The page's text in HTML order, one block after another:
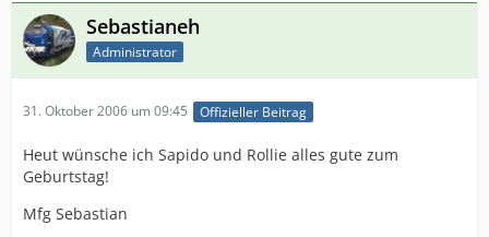
Sebastianeh
Administrator
31. Oktober 2006 um 09:45 Offizieller Beitrag
Heut wünsche ich Sapido und Rollie alles gute zum
Geburtstag!
Mfg Sebastian